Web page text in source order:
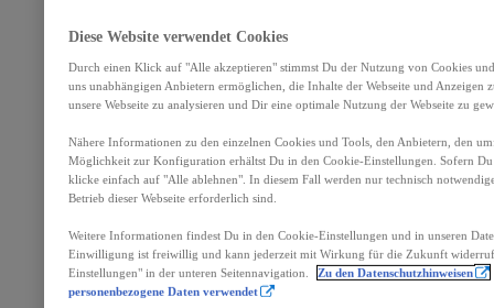
Diese Website verwendet Cookies
Durch einen Klick auf "Alle akzeptieren" stimmst Du der Nutzung von Cookies
uns unabhängigen Anbietern ermöglichen, die Inhalte der Webseite und Anzeigen
unsere Webseite zu analysieren und Dir eine optimale Nutzung der Webseite zu
Nähere Informationen zu den einzelnen Cookies und Tools, den Anbietern, den
Möglichkeit zur Konfiguration erhältst Du in den Cookie-Einstellungen. Sofern
klicke einfach auf "Alle ablehnen". In diesem Fall werden nur technisch
Betrieb dieser Webseite erforderlich sind.
Weitere Informationen findest Du in den Cookie-Einstellungen und in unseren
Einwilligung ist freiwillig und kann jederzeit mit Wirkung für die Zukunft
Einstellungen" in der unteren Seitennavigation.
Zu den Datenschutzhinweisen
personenbezogene Daten verwendet